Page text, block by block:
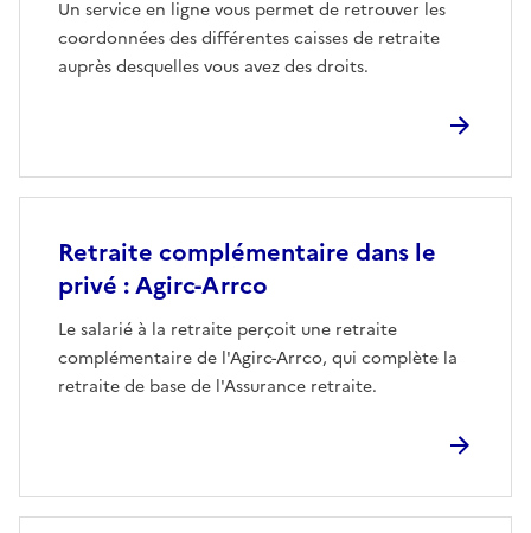
Un service en ligne vous permet de retrouver les
coordonnées des différentes caisses de retraite
auprès desquelles vous avez des droits.
Retraite complémentaire dans le
privé : Agirc-Arrco
Le salarié à la retraite perçoit une retraite
complémentaire de l'Agirc-Arrco, qui complète la
retraite de base de l'Assurance retraite.